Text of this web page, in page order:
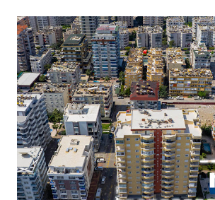
indbydende hjemmeside, så
sig selv i det bedste lys. Men når du
ejendomsmægler i Tyrkiet, er det vigtigt
facaden og overveje følgende: Er der et
mægleren, eller er det blot en
medarbejdere har mæglerfirmaet ansat?
mægler, der arbejder alene, kan efterlade
en sårbar position. I Tyrkiet opererer
som etablerede virksomhe...